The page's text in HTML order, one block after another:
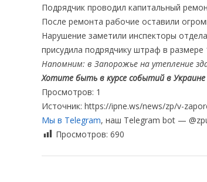
Подрядчик проводил капитальный
После ремонта рабочие оставили
Нарушение заметили инспекторы
присудила подрядчику штраф в
Напомним: в Запорожье на утепление
Хотите быть в курсе событий в Украине
Просмотров: 1
Источник: https://ipne.ws/news/zp/v-
Мы в Telegram, наш Telegram bot —
Просмотров: 690